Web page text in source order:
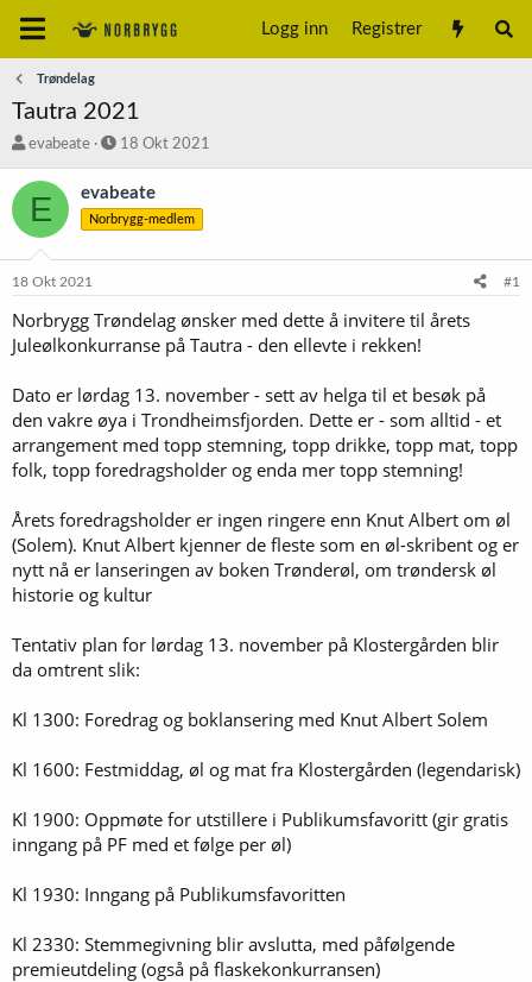
Logg inn Registrer
Trøndelag
Tautra 2021
T
å
t
e
r
evabeate
S
a
r
t
o
18 Okt 2021
E evabeate
Norbrygg-medlem
18 Okt 2021 #1
Norbrygg Trøndelag ønsker med dette å invitere til årets
Juleølkonkurranse på Tautra - den ellevte i rekken!
Dato er lørdag 13. november - sett av helga til et besøk på
den vakre øya i Trondheimsfjorden. Dette er - som alltid - et
arrangement med topp stemning, topp drikke, topp mat, topp
folk, topp foredragsholder og enda mer topp stemning!
Årets foredragsholder er ingen ringere enn Knut Albert om øl
(Solem). Knut Albert kjenner de fleste som en øl-skribent og er
nytt nå er lanseringen av boken Trønderøl, om trøndersk øl
historie og kultur
Tentativ plan for lørdag 13. november på Klostergården blir
da omtrent slik:
Kl 1300: Foredrag og boklansering med Knut Albert Solem
Kl 1600: Festmiddag, øl og mat fra Klostergården (legendarisk)
Kl 1900: Oppmøte for utstillere i Publikumsfavoritt (gir gratis
inngang på PF med et følge per øl)
Kl 1930: Inngang på Publikumsfavoritten
Kl 2330: Stemmegivning blir avslutta, med påfølgende
premieutdeling (også på flaskekonkurransen)